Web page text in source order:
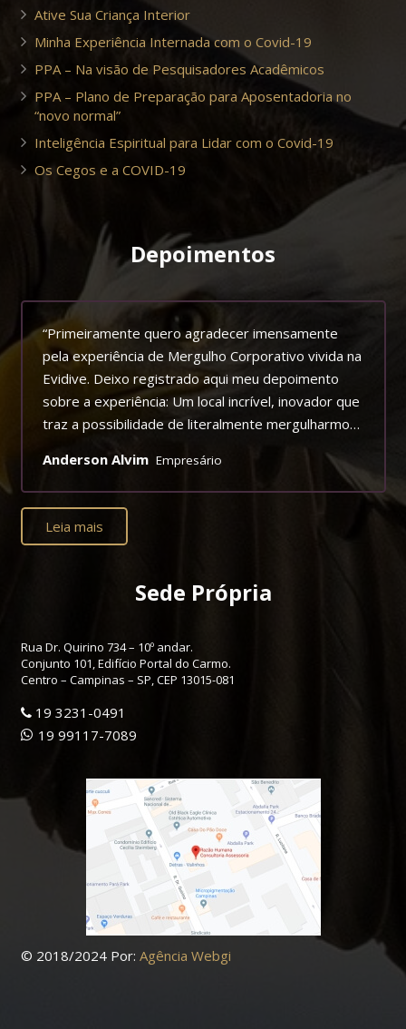
Ative Sua Criança Interior
Minha Experiência Internada com o Covid-19
PPA – Na visão de Pesquisadores Acadêmicos
PPA – Plano de Preparação para Aposentadoria no
“novo normal”
Inteligência Espiritual para Lidar com o Covid-19
Os Cegos e a COVID-19
Depoimentos
“Primeiramente quero agradecer imensamente
pela experiência de Mergulho Corporativo vivida na
Evidive. Deixo registrado aqui meu depoimento
sobre a experiência: Um local incrível, inovador que
traz a possibilidade de literalmente mergulharmos
para os participantes uma percepção de nossos
sentidos e sentimentos de forma aguçada, nos
possibilitando perceber, o quão importante é a
comunicação e atenção que devemos ter com
estão a nosso redor convivendo, dividindo e
compartilhando! Além de proporcionar uma
em uma experiência realista com muita beleza e
vida. Mais uma vez a Razão Humana inovando no
parabéns!!!
Conte sempre com a ALVIM&CIA nos projetos da
07/2026
Anderson Alvim Empresário
Leia mais
Sede Própria
Rua Dr. Quirino 734 – 10º andar.
Conjunto 101, Edifício Portal do Carmo.
Centro – Campinas – SP, CEP 13015-081
19 3231-0491
19 99117-7089
© 2018/2024 Por: Agência Webgi